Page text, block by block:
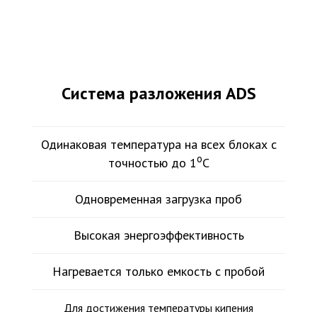
Система разложения ADS
Одинаковая температура на всех блоках с
точностью до 1oС
Одновременная загрузка проб
Высокая энергоэффективность
Нагревается только емкость с пробой
Для достижения температуры кипения